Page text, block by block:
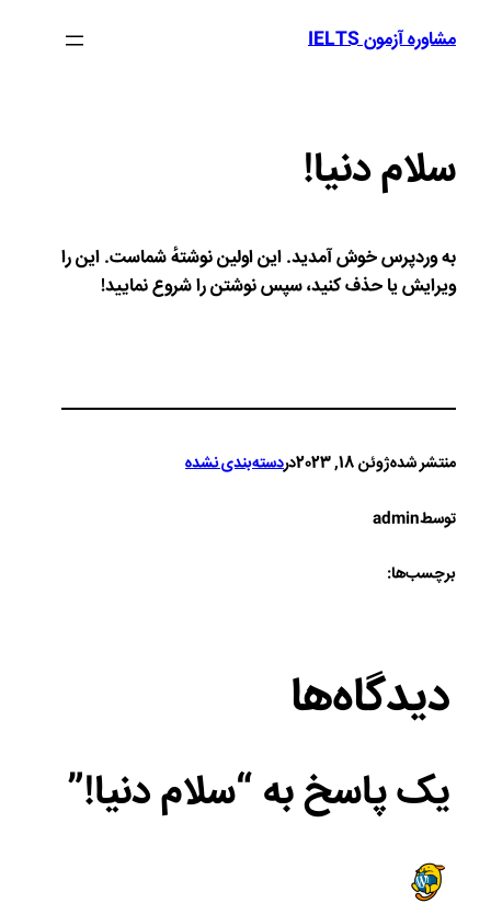
مشاوره آزمون IELTS
سلام دنیا!
به وردپرس خوش آمدید. این اولین نوشتهٔ شماست. این را
ویرایش یا حذف کنید، سپس نوشتن را شروع نمایید!
منتشر شدهژوئن 18, 2023 دردسته‌بندی نشده
توسطadmin
برچسب‌ها:
دیدگاه‌ها
یک پاسخ به “سلام دنیا!”